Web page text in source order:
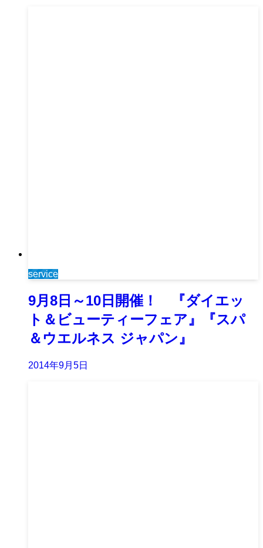
service
9月8日～10日開催！ 『ダイエッ
ト＆ビューティーフェア』『スパ
＆ウエルネス ジャパン』
2014年9月5日